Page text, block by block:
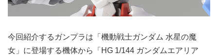
今回紹介するガンプラは「機動戦士ガンダム 水星の魔
女」に登場する機体から「HG 1/144 ガンダムエアリア